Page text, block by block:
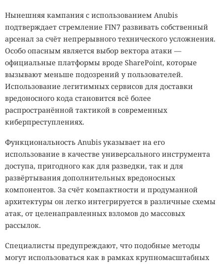
Нынешняя кампания с использованием Anubis
подтверждает стремление FIN7 развивать собственный
арсенал за счёт непрерывного технического усложнения.
Особо опасным является выбор вектора атаки —
официальные платформы вроде SharePoint, которые
вызывают меньше подозрений у пользователей.
Использование легитимных сервисов для доставки
вредоносного кода становится всё более
распространённой тактикой в современных
киберпреступлениях.
Функциональность Anubis указывает на его
использование в качестве универсального инструмента
доступа, пригодного как для разведки, так и для
развёртывания дополнительных вредоносных
компонентов. За счёт компактности и продуманной
архитектуры он легко интегрируется в различные схемы
атак, от целенаправленных взломов до массовых
рассылок.
Специалисты предупреждают, что подобные методы
могут использоваться как в рамках крупномасштабных